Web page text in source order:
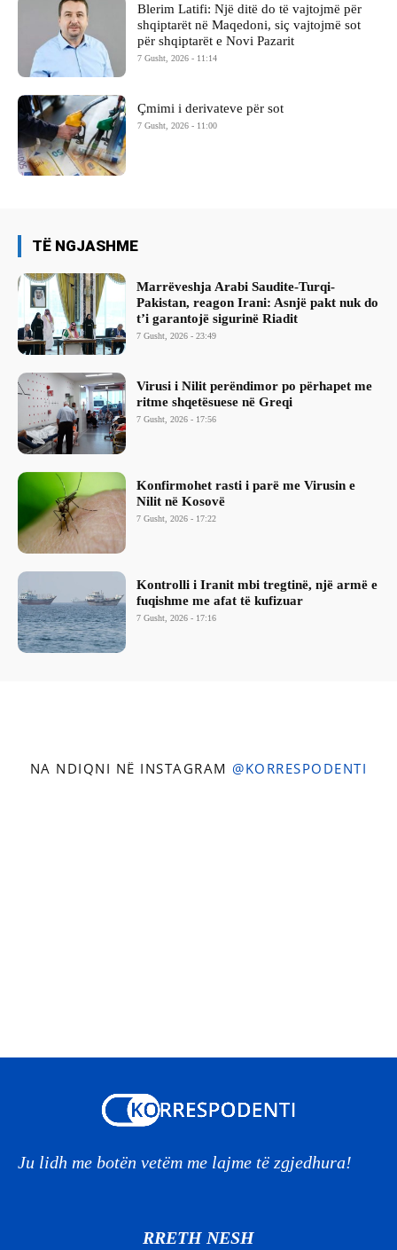
Blerim Latifi: Një ditë do të vajtojmë për
shqiptarët në Maqedoni, siç vajtojmë sot
për shqiptarët e Novi Pazarit
7 Gusht, 2026 - 11:14
Çmimi i derivateve për sot
7 Gusht, 2026 - 11:00
TË NGJASHME
Marrëveshja Arabi Saudite-Turqi-
Pakistan, reagon Irani: Asnjë pakt nuk do
t’i garantojë sigurinë Riadit
7 Gusht, 2026 - 23:49
Virusi i Nilit perëndimor po përhapet me
ritme shqetësuese në Greqi
7 Gusht, 2026 - 17:56
Konfirmohet rasti i parë me Virusin e
Nilit në Kosovë
7 Gusht, 2026 - 17:22
Kontrolli i Iranit mbi tregtinë, një armë e
fuqishme me afat të kufizuar
7 Gusht, 2026 - 17:16
NA NDIQNI NË INSTAGRAM @KORRESPODENTI
Ju lidh me botën vetëm me lajme të zgjedhura!
RRETH NESH